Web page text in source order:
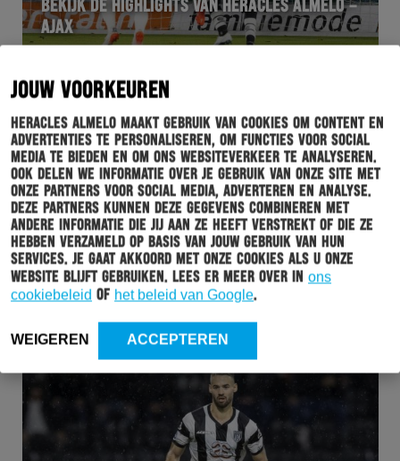
JOUW VOORKEUREN
Heracles Almelo maakt gebruik van cookies om content en
advertenties te personaliseren, om functies voor social
media te bieden en om ons websiteverkeer te analyseren.
Ook delen we informatie over je gebruik van onze site met
onze partners voor social media, adverteren en analyse.
Deze partners kunnen deze gegevens combineren met
andere informatie die jij aan ze heeft verstrekt of die ze
hebben verzameld op basis van jouw gebruik van hun
services. Je gaat akkoord met onze cookies als u onze
website blijft gebruiken. Lees er meer over in ons
cookiebeleid of het beleid van Google.
WEIGEREN ACCEPTEREN
BEKIJK DE HIGHLIGHTS VAN HERACLES ALMELO –
AJAX
WEDSTRIJD 31-10-2021